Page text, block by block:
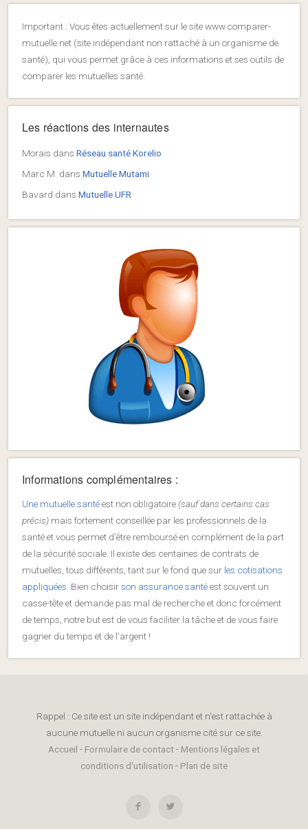
Important : Vous êtes actuellement sur le site www.comparer-
mutuelle.net (site indépendant non rattaché à un organisme de
santé), qui vous permet grâce à ces informations et ses outils de
comparer les mutuelles santé.
Les réactions des internautes
Morais dans Réseau santé Korelio
Marc M. dans Mutuelle Mutami
Bavard dans Mutuelle UFR
Informations complémentaires :
Une mutuelle santéest non obligatoire(sauf dans certains cas
précis) mais fortement conseillée par les professionnels de la
santé et vous permet d'être remboursé en complément de la part
de la sécurité sociale. Il existe des centaines de contrats de
mutuelles, tous différents, tant sur le fond que sur les cotisations
appliquées . Bien choisirson assurance santéest souvent un
casse-tête et demande pas mal de recherche et donc forcément
de temps, notre but est de vous faciliter la tâche et de vous faire
gagner du temps et de l'argent !
Rappel : Ce site est un site indépendant et n'est rattachée à
aucune mutuelle ni aucun organisme cité sur ce site.
Accueil - Formulaire de contact- Mentions légales et
conditions d'utilisation - Plan de site